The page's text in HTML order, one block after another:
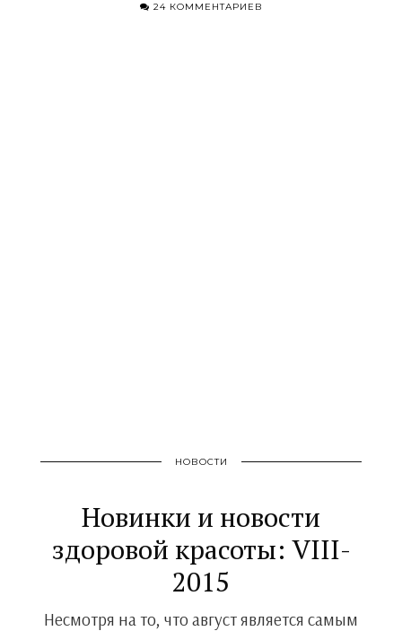
24 КОММЕНТАРИЕВ
НОВОСТИ
Новинки и новости
здоровой красоты: VIII-
2015
Несмотря на то, что август является самым